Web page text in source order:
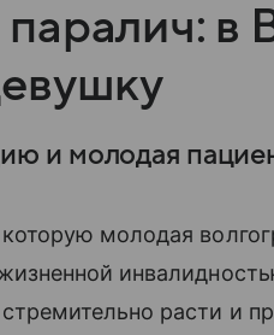
в
и молодая
молодая
расти и